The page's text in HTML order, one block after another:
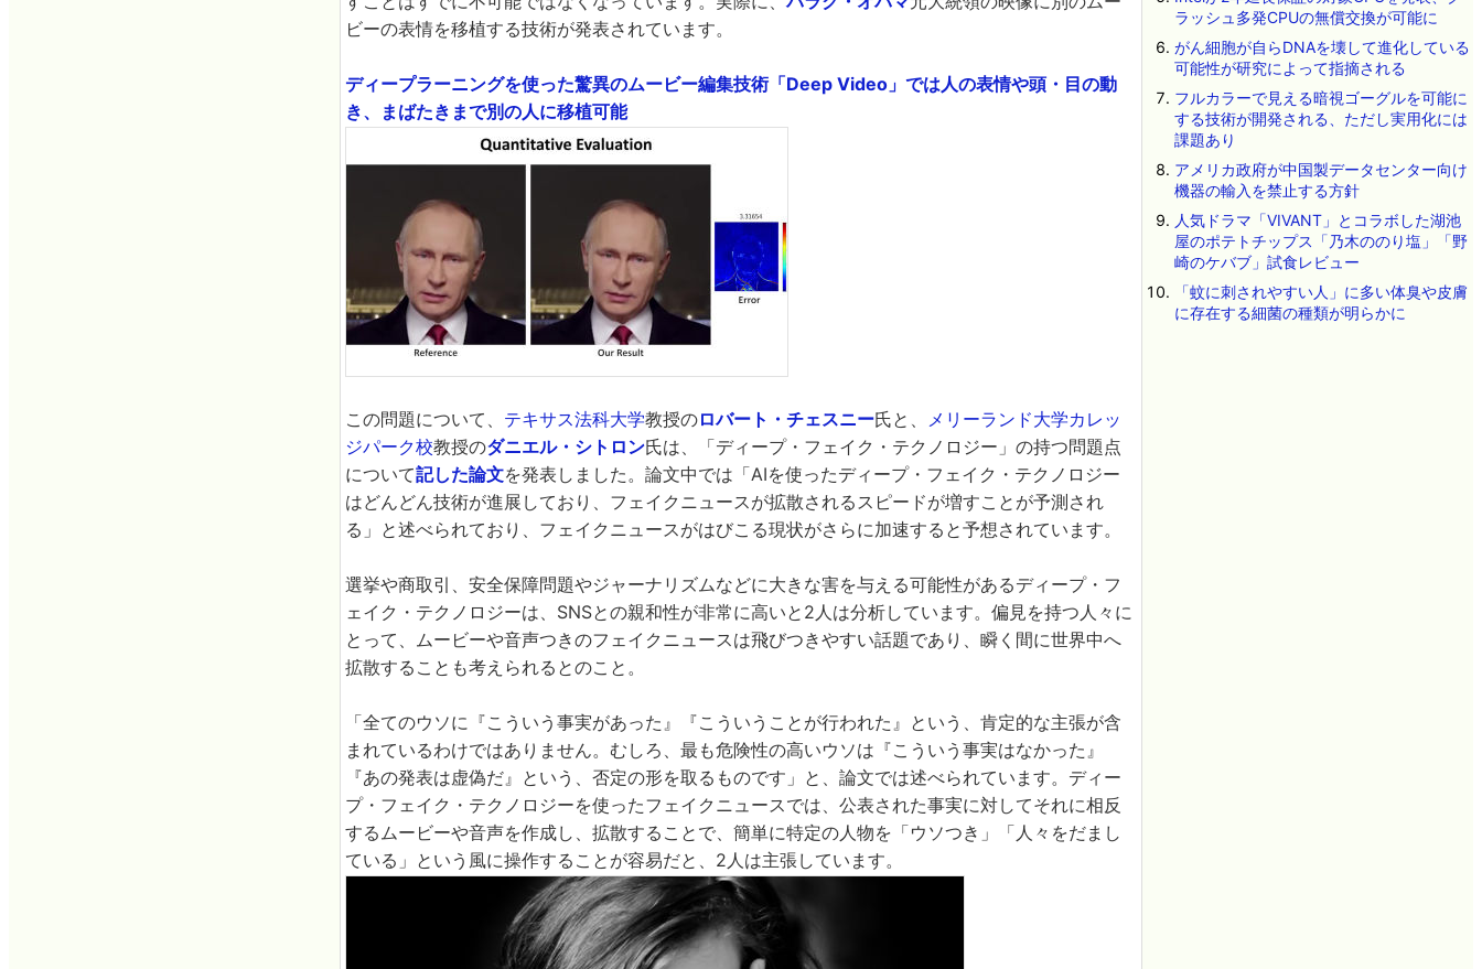
ビーの表情を移植する技術が発表されています。
ディープラーニングを使った驚異のムービー編集技術「Deep Video」では人の表情や頭・目の動
き、まばたきまで別の人に移植可能
この問題について、 テキサス法科大学教授のロバート・チェスニー氏と、
メリーランド大学カレッ
ジパーク校教授のダニエル・シトロン氏は、「ディープ・フェイク・テクノロジー」の持つ問題点
について記した論文を発表しました。論文中では「AIを使ったディープ・フェイク・テクノロジー
はどんどん技術が進展しており、フェイクニュースが拡散されるスピードが増すことが予測され
る」と述べられており、フェイクニュースがはびこる現状がさらに加速すると予想されています。
選挙や商取引、安全保障問題やジャーナリズムなどに大きな害を与える可能性があるディープ・フ
ェイク・テクノロジーは、SNSとの親和性が非常に高いと2人は分析しています。偏見を持つ人々に
とって、ムービーや音声つきのフェイクニュースは飛びつきやすい話題であり、瞬く間に世界中へ
拡散することも考えられるとのこと。
「全てのウソに『こういう事実があった』『こういうことが行われた』という、肯定的な主張が含
まれているわけではありません。むしろ、最も危険性の高いウソは『こういう事実はなかった』
『あの発表は虚偽だ』という、否定の形を取るものです」と、論文では述べられています。ディー
プ・フェイク・テクノロジーを使ったフェイクニュースでは、公表された事実に対してそれに相反
するムービーや音声を作成し、拡散することで、簡単に特定の人物を「ウソつき」「人々をだまし
ている」という風に操作することが容易だと、2人は主張しています。
ラッシュ多発CPUの無償交換が可能に
がん細胞が自らDNAを壊して進化している
可能性が研究によって指摘される
フルカラーで見える暗視ゴーグルを可能に
する技術が開発される、ただし実用化には
課題あり
アメリカ政府が中国製データセンター向け
機器の輸入を禁止する方針
人気ドラマ「VIVANT」とコラボした湖池
屋のポテトチップス「乃木ののり塩」「野
崎のケバブ」試食レビュー
「蚊に刺されやすい人」に多い体臭や皮膚
に存在する細菌の種類が明らかに